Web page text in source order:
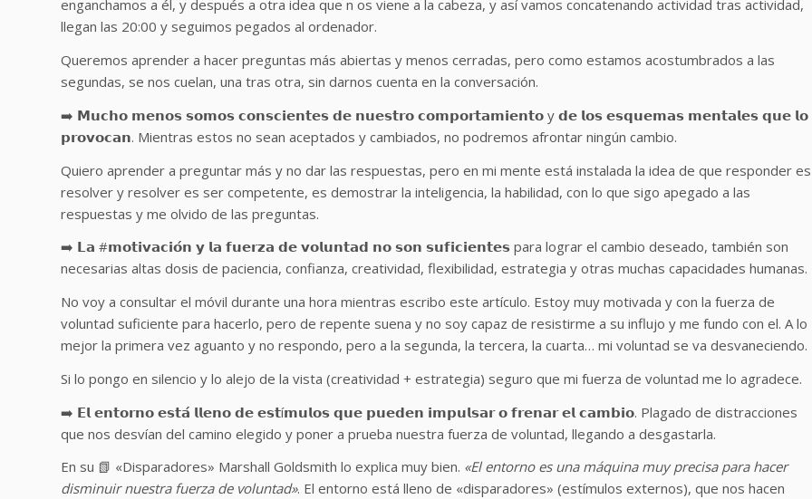
enganchamos a él, y después a otra idea que n os viene a la cabeza, y así vamos concatenando actividad tras actividad,
llegan las 20:00 y seguimos pegados al ordenador.
Queremos aprender a hacer preguntas más abiertas y menos cerradas, pero como estamos acostumbrados a las
segundas, se nos cuelan, una tras otra, sin darnos cuenta en la conversación.
➡️ 𝗠𝘂𝗰𝗵𝗼 𝗺𝗲𝗻𝗼𝘀 𝘀𝗼𝗺𝗼𝘀 𝗰𝗼𝗻𝘀𝗰𝗶𝗲𝗻𝘁𝗲𝘀 𝗱𝗲 𝗻𝘂𝗲𝘀𝘁𝗿𝗼 𝗰𝗼𝗺𝗽𝗼𝗿𝘁𝗮𝗺𝗶𝗲𝗻𝘁𝗼 y 𝗱𝗲 𝗹𝗼𝘀 𝗲𝘀𝗾𝘂𝗲𝗺𝗮𝘀 𝗺𝗲𝗻𝘁𝗮𝗹𝗲𝘀 𝗾𝘂𝗲 𝗹𝗼
𝗽𝗿𝗼𝘃𝗼𝗰𝗮𝗻. Mientras estos no sean aceptados y cambiados, no podremos afrontar ningún cambio.
Quiero aprender a preguntar más y no dar las respuestas, pero en mi mente está instalada la idea de que responder es
resolver y resolver es ser competente, es demostrar la inteligencia, la habilidad, con lo que sigo apegado a las
respuestas y me olvido de las preguntas.
➡️ 𝗟𝗮 #𝗺𝗼𝘁𝗶𝘃𝗮𝗰𝗶𝗼́𝗻 𝘆 𝗹𝗮 𝗳𝘂𝗲𝗿𝘇𝗮 𝗱𝗲 𝘃𝗼𝗹𝘂𝗻𝘁𝗮𝗱 𝗻𝗼 𝘀𝗼𝗻 𝘀𝘂𝗳𝗶𝗰𝗶𝗲𝗻𝘁𝗲𝘀 para lograr el cambio deseado, también son
necesarias altas dosis de paciencia, confianza, creatividad, flexibilidad, estrategia y otras muchas capacidades humanas.
No voy a consultar el móvil durante una hora mientras escribo este artículo. Estoy muy motivada y con la fuerza de
voluntad suficiente para hacerlo, pero de repente suena y no soy capaz de resistirme a su influjo y me fundo con el. A lo
mejor la primera vez aguanto y no respondo, pero a la segunda, la tercera, la cuarta… mi voluntad se va desvaneciendo.
Si lo pongo en silencio y lo alejo de la vista (creatividad + estrategia) seguro que mi fuerza de voluntad me lo agradece.
➡️ 𝗘𝗹 𝗲𝗻𝘁𝗼𝗿𝗻𝗼 𝗲𝘀𝘁𝗮́ 𝗹𝗹𝗲𝗻𝗼 𝗱𝗲 𝗲𝘀𝘁í𝗺𝘂𝗹𝗼𝘀 𝗾𝘂𝗲 𝗽𝘂𝗲𝗱𝗲𝗻 𝗶𝗺𝗽𝘂𝗹𝘀𝗮𝗿 𝗼 𝗳𝗿𝗲𝗻𝗮𝗿 𝗲𝗹 𝗰𝗮𝗺𝗯𝗶𝗼. Plagado de distracciones
que nos desvían del camino elegido y poner a prueba nuestra fuerza de voluntad, llegando a desgastarla.
En su 📗 «Disparadores» Marshall Goldsmith lo explica muy bien. «El entorno es una máquina muy precisa para hacer
disminuir nuestra fuerza de voluntad». El entorno está lleno de «disparadores» (estímulos externos), que nos hacen